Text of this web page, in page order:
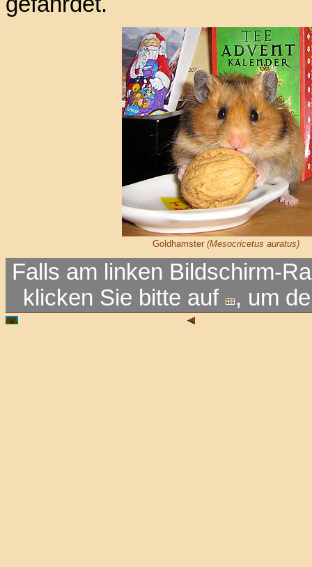
Goldhamster (Mesocricetus auratus)
Falls am linken Bildschirm-
klicken Sie bitte auf
, um